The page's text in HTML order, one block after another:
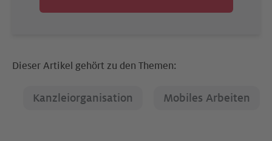
Dieser Artikel gehört zu den Themen:
Kanzleiorganisation Mobiles Arbeiten